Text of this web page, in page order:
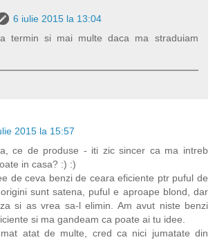
6 iulie 2015 la 13:04
termin si mai multe daca ma straduiam
2015 la 15:57
ce de produse - iti zic sincer ca ma intreb
in casa? :) :)
de ceva benzi de ceara eficiente ptr puful de
sunt satena, puful e aproape blond, dar
si as vrea sa-l elimin. Am avut niste benzi
si ma gandeam ca poate ai tu idee.
atat de multe, cred ca nici jumatate din